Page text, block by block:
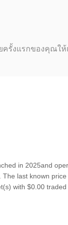
รั้งแรกของคุณใ
in 2025and
last known
with $0.00